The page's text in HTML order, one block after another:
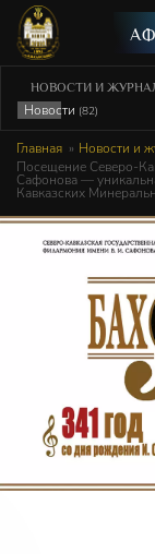
НОВОСТИ И
Новости (82)
Главная
Новости и
Посещение
Сафонова —
Кавказских